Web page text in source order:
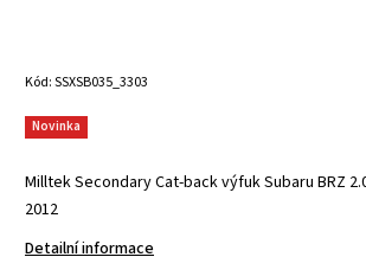
Kód:SSXSB035_3303
Milltek Secondary Cat-back výfuk Subaru BRZ
2012
Detailní informace
Novinka